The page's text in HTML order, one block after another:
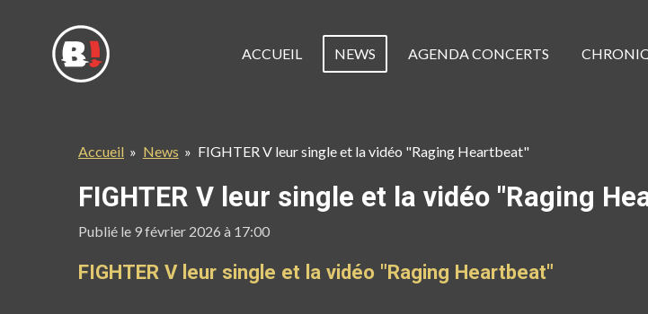
contenu
ACCUEIL NEWS AGENDA CONCERTS
Accueil » News » FIGHTER V leur single et la vidéo "Raging Heartbeat"
FIGHTER V leur single et la vidéo "Raging
Publié le 9 février 2026 à 17:00
FIGHTER V leur single et la vidéo "Raging Heartbeat"